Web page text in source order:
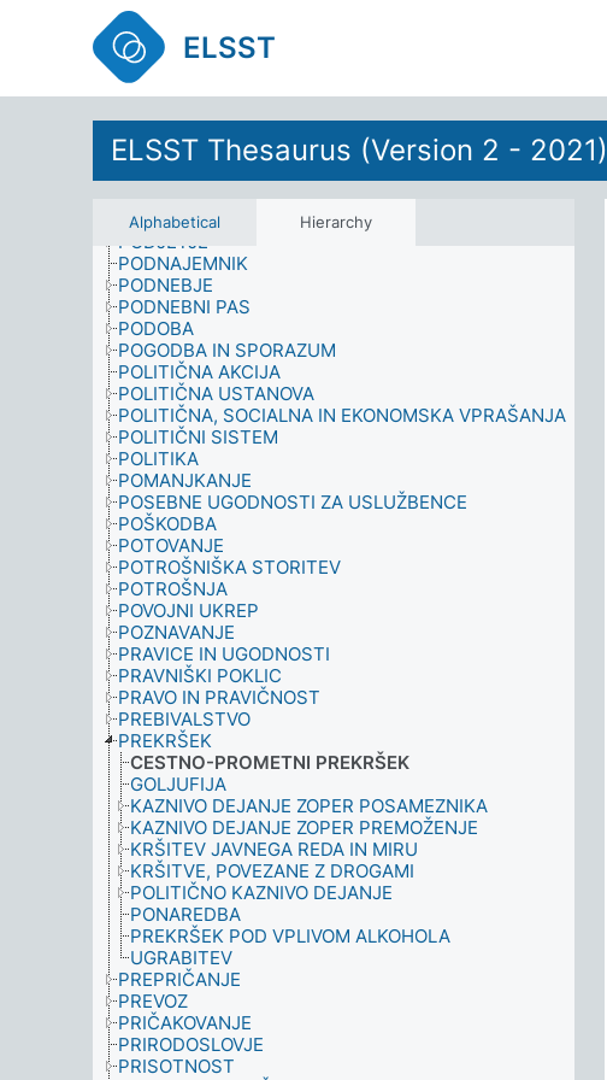
ELSST
ELSST Thesaurus (Version 2 - 2021)
Alphabetical Hierarchy
OBSTOJNI ORGANSKI ONESNAŽEVALEC
OHRANJANJE
OKOLJE
OKOLJSKE VEDE
OPUSTITEV ŠOLANJA
ORGANIZACIJA
OSEBNOST
PODATKI
PODJETJE
PODNAJEMNIK
PODNEBJE
PODNEBNI PAS
PODOBA
POGODBA IN SPORAZUM
POLITIČNA AKCIJA
POLITIČNA USTANOVA
POLITIČNA, SOCIALNA IN EKONOMSKA VPRAŠANJA
POLITIČNI SISTEM
POLITIKA
POMANJKANJE
POSEBNE UGODNOSTI ZA USLUŽBENCE
POŠKODBA
POTOVANJE
POTROŠNIŠKA STORITEV
POTROŠNJA
POVOJNI UKREP
POZNAVANJE
PRAVICE IN UGODNOSTI
PRAVNIŠKI POKLIC
PRAVO IN PRAVIČNOST
PREBIVALSTVO
PREKRŠEK
CESTNO-PROMETNI PREKRŠEK
GOLJUFIJA
KAZNIVO DEJANJE ZOPER POSAMEZNIKA
KAZNIVO DEJANJE ZOPER PREMOŽENJE
KRŠITEV JAVNEGA REDA IN MIRU
KRŠITVE, POVEZANE Z DROGAMI
POLITIČNO KAZNIVO DEJANJE
PONAREDBA
PREKRŠEK POD VPLIVOM ALKOHOLA
UGRABITEV
PREPRIČANJE
PREVOZ
PRIČAKOVANJE
PRIRODOSLOVJE
PRISOTNOST